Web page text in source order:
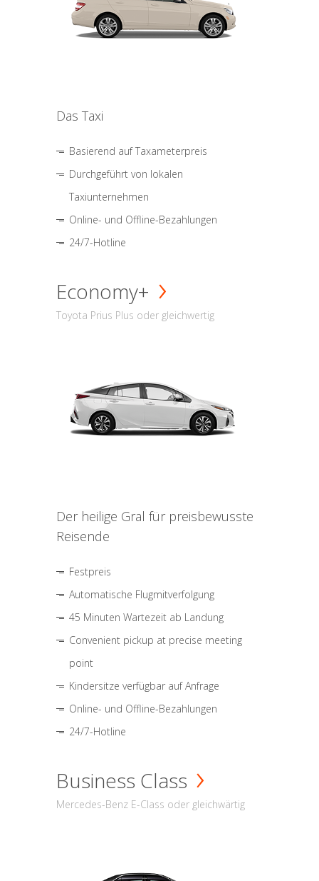
Das Taxi
Basierend auf Taxameterpreis
Durchgeführt von lokalen
Taxiunternehmen
Online- und Offline-Bezahlungen
24/7-Hotline
Economy+
Toyota Prius Plus oder gleichwertig
Der heilige Gral für preisbewusste
Reisende
Festpreis
Automatische Flugmitverfolgung
45 Minuten Wartezeit ab Landung
Convenient pickup at precise meeting
point
Kindersitze verfügbar auf Anfrage
Online- und Offline-Bezahlungen
24/7-Hotline
Business Class
Mercedes-Benz E-Class oder gleichwärtig